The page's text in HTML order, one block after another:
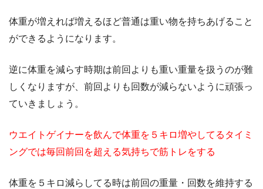
体重が増えれば増えるほど普通は重い物を持ちあげること
ができるようになります。
逆に体重を減らす時期は前回よりも重い重量を扱うのが難
しくなりますが、前回よりも回数が減らないように頑張っ
ていきましょう。
ウエイトゲイナーを飲んで体重を５キロ増やしてるタイミ
ングでは毎回前回を超える気持ちで筋トレをする
体重を５キロ減らしてる時は前回の重量・回数を維持する